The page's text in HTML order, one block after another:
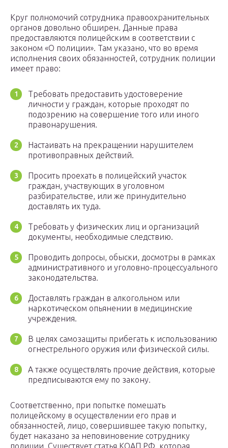
Круг полномочий сотрудника правоохранительных
органов довольно обширен. Данные права
предоставляются полицейским в соответствии с
законом «О полиции». Там указано, что во время
исполнения своих обязанностей, сотрудник полиции
имеет право:
Требовать предоставить удостоверение
личности у граждан, которые проходят по
подозрению на совершение того или иного
правонарушения.
Настаивать на прекращении нарушителем
противоправных действий.
Просить проехать в полицейский участок
граждан, участвующих в уголовном
разбирательстве, или же принудительно
доставлять их туда.
Требовать у физических лиц и организаций
документы, необходимые следствию.
Проводить допросы, обыски, досмотры в рамках
административного и уголовно-процессуального
законодательства.
Доставлять граждан в алкогольном или
наркотическом опьянении в медицинские
учреждения.
В целях самозащиты прибегать к использованию
огнестрельного оружия или физической силы.
А также осуществлять прочие действия, которые
предписываются ему по закону.
Соответственно, при попытке помешать
полицейскому в осуществлении его прав и
обязанностей, лицо, совершившее такую попытку,
будет наказано за неповиновение сотруднику
полиции. Существует статья КОАП РФ, которая